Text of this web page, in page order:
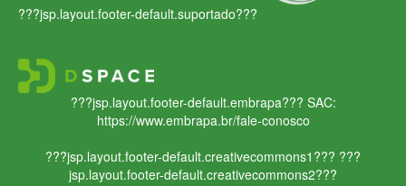
???jsp.layout.footer-default.suportado???
???jsp.layout.footer-default.embrapa??? SAC:
https://www.embrapa.br/fale-conosco
???jsp.layout.footer-default.creativecommons1??? ???
jsp.layout.footer-default.creativecommons2???